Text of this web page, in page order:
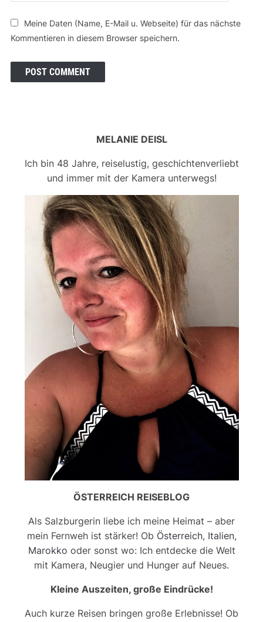
Meine Daten (Name, E-Mail u. Webseite) für das nächste
Kommentieren in diesem Browser speichern.
MELANIE DEISL
Ich bin 48 Jahre, reiselustig, geschichtenverliebt
und immer mit der Kamera unterwegs!
ÖSTERREICH REISEBLOG
Als Salzburgerin liebe ich meine Heimat – aber
mein Fernweh ist stärker! Ob Österreich, Italien,
Marokko oder sonst wo: Ich entdecke die Welt
mit Kamera, Neugier und Hunger auf Neues.
Kleine Auszeiten, große Eindrücke!
Auch kurze Reisen bringen große Erlebnisse! Ob